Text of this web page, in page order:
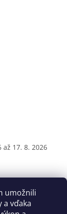
umožnili
vďaka
až 17. 8. 2026